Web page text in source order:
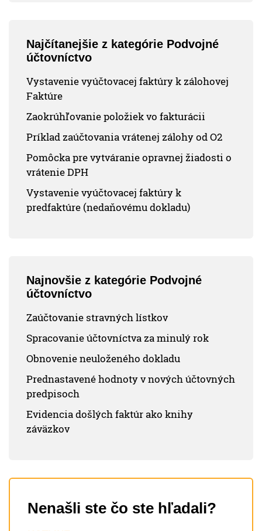
Najčítanejšie z kategórie Podvojné
účtovníctvo
Vystavenie vyúčtovacej faktúry k zálohovej
Faktúre
Zaokrúhľovanie položiek vo fakturácii
Príklad zaúčtovania vrátenej zálohy od O2
Pomôcka pre vytváranie opravnej žiadosti o
vrátenie DPH
Vystavenie vyúčtovacej faktúry k
predfaktúre (nedaňovému dokladu)
Najnovšie z kategórie Podvojné
účtovníctvo
Zaúčtovanie stravných lístkov
Spracovanie účtovníctva za minulý rok
Obnovenie neuloženého dokladu
Prednastavené hodnoty v nových účtovných
predpisoch
Evidencia došlých faktúr ako knihy
záväzkov
Nenašli ste čo ste hľadali?